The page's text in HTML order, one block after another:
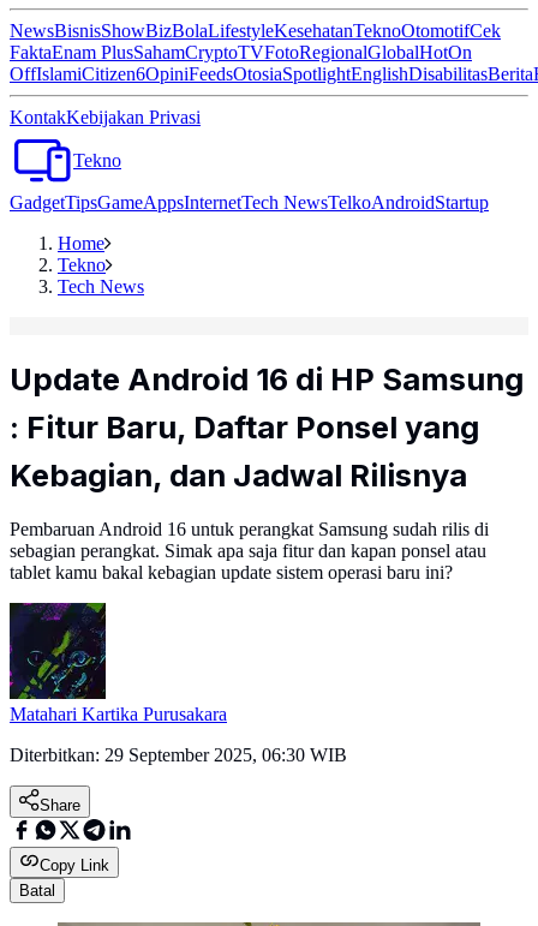
NewsBisnisShowBizBolaLifestyleKesehatanTeknoOtomotifCek
FaktaEnam PlusSahamCryptoTVFotoRegionalGlobalHotOn
OffIslamiCitizen6OpiniFeedsOtosiaSpotlightEnglishDisabilitasBerita
KontakKebijakan Privasi
Tekno
GadgetTipsGameAppsInternetTech NewsTelkoAndroidStartup
Home
Tekno
Tech News
Update Android 16 di HP Samsung
: Fitur Baru, Daftar Ponsel yang
Kebagian, dan Jadwal Rilisnya
Pembaruan Android 16 untuk perangkat Samsung sudah rilis di
sebagian perangkat. Simak apa saja fitur dan kapan ponsel atau
tablet kamu bakal kebagian update sistem operasi baru ini?
Matahari Kartika Purusakara
Diterbitkan: 29 September 2025, 06:30 WIB
Share
Copy Link
Batal